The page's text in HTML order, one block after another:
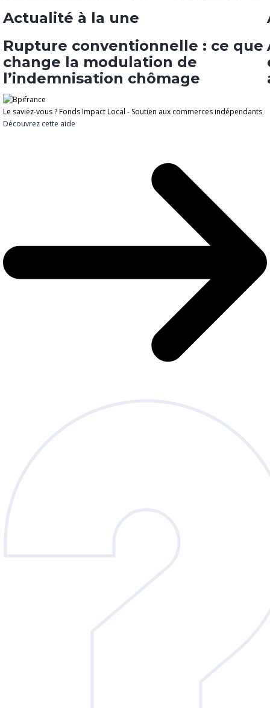
Actualité à la une
Rupture conventionnelle : ce que
change la modulation de
l’indemnisation chômage
Le saviez-vous ?Fonds Impact Local - Soutien aux commerces indépendants
Découvrez cette aide